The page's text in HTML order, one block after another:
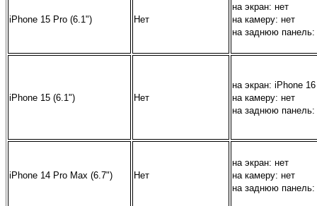
iPhone 15 Pro (6.1") Нет
на экран: нет
на камеру: нет
на заднюю панель:
iPhone 15 (6.1") Нет
на экран: iPhone 16
на камеру: нет
на заднюю панель:
iPhone 14 Pro Max (6.7") Нет
на экран: нет
на камеру: нет
на заднюю панель: